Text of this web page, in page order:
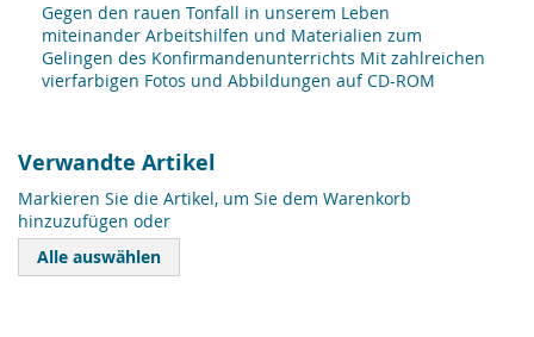
Gegen den rauen Tonfall in unserem Leben
miteinander Arbeitshilfen und Materialien zum
Gelingen des Konfirmandenunterrichts Mit zahlreichen
vierfarbigen Fotos und Abbildungen auf CD-ROM
Verwandte Artikel
Markieren Sie die Artikel, um Sie dem Warenkorb
hinzuzufügen oder
Alle auswählen